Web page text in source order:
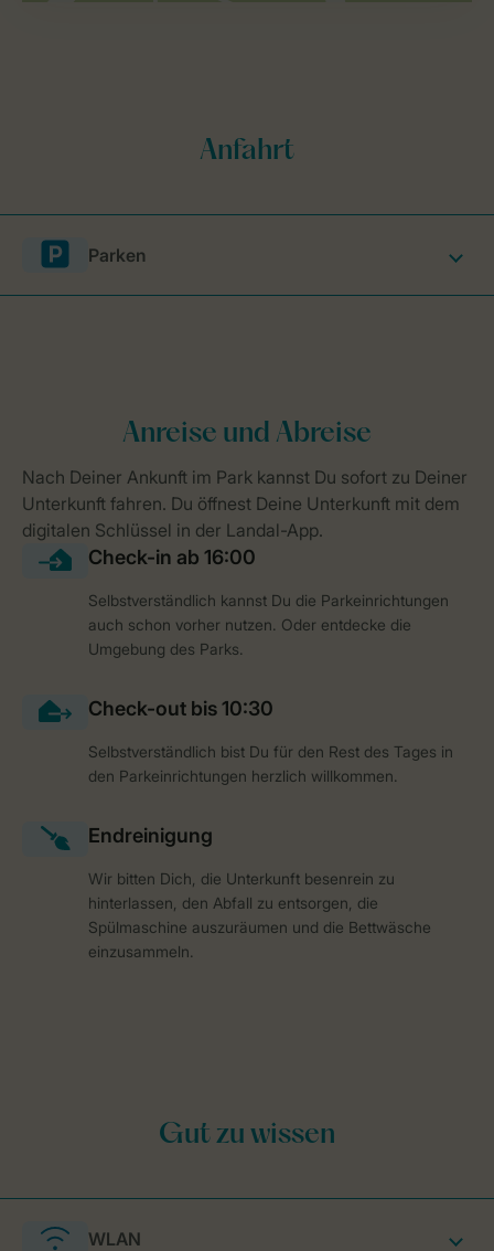
Parken
Selbstverständlich kannst Du die Parkeinrichtungen
auch schon vorher nutzen. Oder entdecke die
Umgebung des Parks.
Selbstverständlich bist Du für den Rest des Tages in
den Parkeinrichtungen herzlich willkommen.
Wir bitten Dich, die Unterkunft besenrein zu
hinterlassen, den Abfall zu entsorgen, die
Spülmaschine auszuräumen und die Bettwäsche
einzusammeln.
WLAN